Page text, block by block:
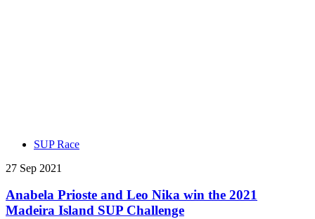
SUP Race
27 Sep 2021
Anabela Prioste and Leo Nika win the 2021
Madeira Island SUP Challenge